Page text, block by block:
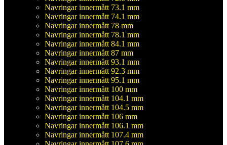
Navringar innermått 73.1 mm
Navringar innermått 74.1 mm
Navringar innermått 78 mm
Navringar innermått 78.1 mm
Navringar innermått 84.1 mm
Navringar innermått 87 mm
Navringar innermått 93.1 mm
Navringar innermått 92.3 mm
Navringar innermått 95.1 mm
Navringar innermått 100 mm
Navringar innermått 104.1 mm
Navringar innermått 104.5 mm
Navringar innermått 106 mm
Navringar innermått 106.1 mm
Navringar innermått 107.4 mm